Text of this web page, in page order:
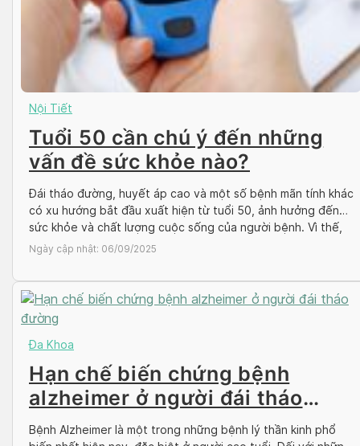
Nội Tiết
Tuổi 50 cần chú ý đến những
vấn đề sức khỏe nào?
Đái tháo đường, huyết áp cao và một số bệnh mãn tính khác
có xu hướng bắt đầu xuất hiện từ tuổi 50, ảnh hưởng đến
sức khỏe và chất lượng cuộc sống của người bệnh. Vì thế,
nếu bạn đã bước đến ngưỡng tuổi 50, hãy cẩn thận và kiểm
Ngày cập nhật: 06/09/2025
Đa Khoa
Hạn chế biến chứng bệnh
alzheimer ở người đái tháo
đường
Bệnh Alzheimer là một trong những bệnh lý thần kinh phổ